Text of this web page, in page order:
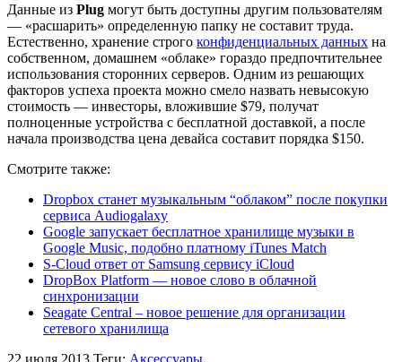
Данные из Plug могут быть доступны другим пользователям
— «расшарить» определенную папку не составит труда.
Естественно, хранение строго конфиденциальных данных на
собственном, домашнем «облаке» гораздо предпочтительнее
использования сторонних серверов. Одним из решающих
факторов успеха проекта можно смело назвать невысокую
стоимость — инвесторы, вложившие $79, получат
полноценные устройства с бесплатной доставкой, а после
начала производства цена девайса составит порядка $150.
Смотрите также:
Dropbox станет музыкальным “облаком” после покупки
сервиса Audiogalaxy
Google запускает бесплатное хранилище музыки в
Google Music, подобно платному iTunes Match
S-Cloud ответ от Samsung сервису iCloud
DropBox Platform — новое слово в облачной
синхронизации
Seagate Central – новое решение для организации
сетевого хранилища
22 июля 2013 Теги: Аксессуары.